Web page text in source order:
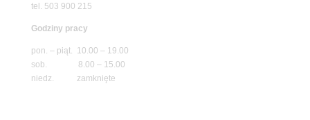
tel. 503 900 215
Godziny pracy
pon. – piąt. 10.00 – 19.00
sob. 8.00 – 15.00
niedz. zamknięte